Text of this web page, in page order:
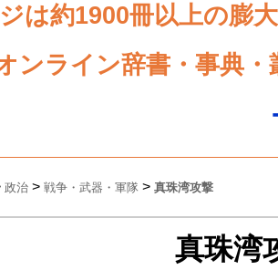
は約1900冊以上の膨
ンライン辞書・事典・
政治 > 戦争・武器・軍隊 > 真珠湾攻撃
真珠湾